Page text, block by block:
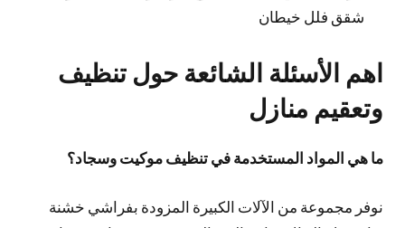
شقق فلل خيطان
اهم الأسئلة الشائعة حول تنظيف
وتعقيم منازل
ما هي المواد المستخدمة في تنظيف موكيت وسجاد؟
نوفر مجموعة من الآلات الكبيرة المزودة بفراشي خشنة